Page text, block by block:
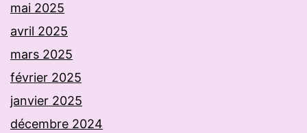
mai 2025
avril 2025
mars 2025
février 2025
janvier 2025
décembre 2024